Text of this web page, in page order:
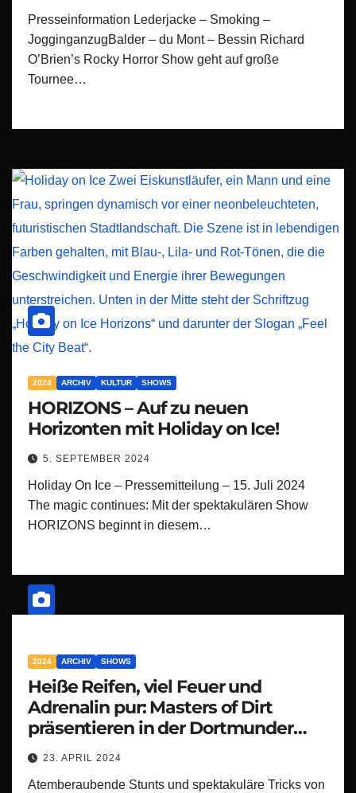
Presseinformation Lederjacke – Smoking –
JogginganzugBalder – du Mont – Bessin Richard
O’Brien’s Rocky Horror Show geht auf große
Tournee…
2024 ARCHIV KULTUR SHOWS
HORIZONS – Auf zu neuen
Horizonten mit Holiday on Ice!
5. SEPTEMBER 2024
Holiday On Ice – Pressemitteilung – 15. Juli 2024
The magic continues: Mit der spektakulären Show
HORIZONS beginnt in diesem…
2024 ARCHIV SHOWS
Heiße Reifen, viel Feuer und
Adrenalin pur: Masters of Dirt
präsentieren in der Dortmunder
Westfalenhalle jede Menge
atemberaubende Stunts!
23. APRIL 2024
Atemberaubende Stunts und spektakuläre Tricks von